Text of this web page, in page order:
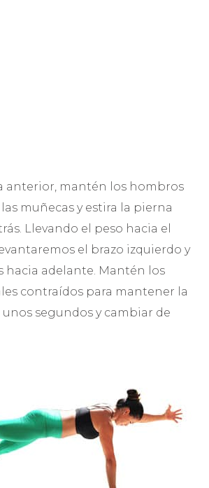
anterior, mantén los hombros
muñecas y estira la pierna
Llevando el peso hacia el
el brazo izquierdo y
hacia adelante. Mantén los
contraídos para mantener la
segundos y cambiar de